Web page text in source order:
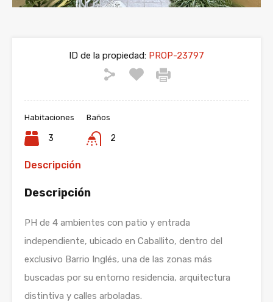
ID de la propiedad: PROP-23797
Habitaciones
3
Baños
2
Descripción
Descripción
PH de 4 ambientes con patio y entrada
independiente, ubicado en Caballito, dentro del
exclusivo Barrio Inglés, una de las zonas más
buscadas por su entorno residencia, arquitectura
distintiva y calles arboladas.